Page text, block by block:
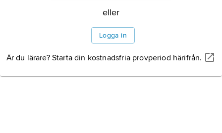
eller
Logga in
Är du lärare? Starta din kostnadsfria provperiod härifrån.